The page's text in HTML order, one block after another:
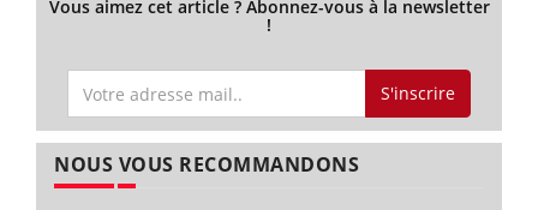
Vous aimez cet article ? Abonnez-vous à la newsletter
!
S'inscrire
NOUS VOUS RECOMMANDONS